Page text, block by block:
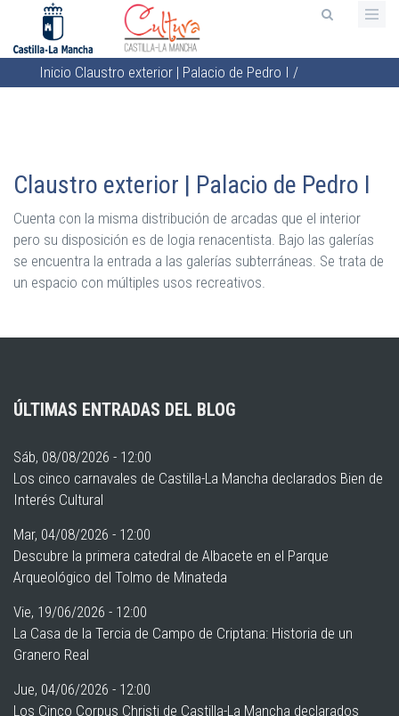
contenido
principal
Sobrescribir
a
la
navegación
Inicio Claustro exterior | Palacio de Pedro I /
Claustro exterior | Palacio de Pedro I
Cuenta con la misma distribución de arcadas que el interior
pero su disposición es de logia renacentista. Bajo las galerías
se encuentra la entrada a las galerías subterráneas. Se trata de
un espacio con múltiples usos recreativos.
ÚLTIMAS ENTRADAS DEL BLOG
Sáb, 08/08/2026 - 12:00
Los cinco carnavales de Castilla-La Mancha declarados Bien de
Interés Cultural
Mar, 04/08/2026 - 12:00
Descubre la primera catedral de Albacete en el Parque
Arqueológico del Tolmo de Minateda
Vie, 19/06/2026 - 12:00
La Casa de la Tercia de Campo de Criptana: Historia de un
Granero Real
Jue, 04/06/2026 - 12:00
Los Cinco Corpus Christi de Castilla-La Mancha declarados